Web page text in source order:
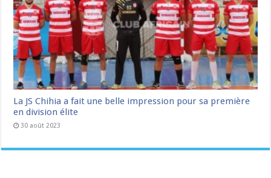
La JS Chihia a fait une belle impression pour sa première
en division élite
30 août 2023